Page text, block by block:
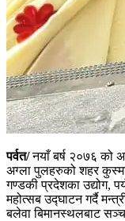
पर्वत/नयाँ बर्ष २०७६ को
अग्ला पुलहरुको शहर
गण्डकी प्रदेशका उद्योग,
महोत्सब उद्घाटन गर्दै
बलेवा बिमानस्थलबाट